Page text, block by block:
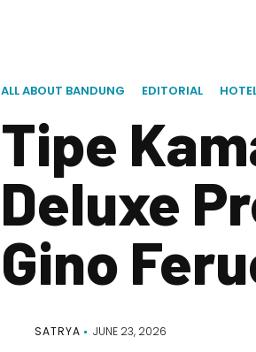
ALL ABOUT BANDUNG EDITORIAL
Tipe
Deluxe
Gino
SATRYA JUNE 23, 2026